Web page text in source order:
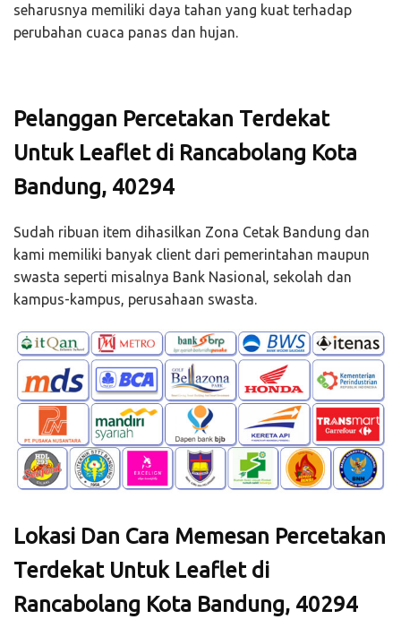
seharusnya memiliki daya tahan yang kuat terhadap
perubahan cuaca panas dan hujan.
Pelanggan Percetakan Terdekat
Untuk Leaflet di Rancabolang Kota
Bandung, 40294
Sudah ribuan item dihasilkan Zona Cetak Bandung dan
kami memiliki banyak client dari pemerintahan maupun
swasta seperti misalnya Bank Nasional, sekolah dan
kampus-kampus, perusahaan swasta.
Lokasi Dan Cara Memesan Percetakan
Terdekat Untuk Leaflet di
Rancabolang Kota Bandung, 40294